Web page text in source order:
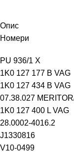
Опис
Номери
PU 936/1 X
1K0 127 177 B VAG
1K0 127 434 B VAG
07.38.027
1K0 127 400 L VAG
28.0002-4016.2
J1330816
V10-0499